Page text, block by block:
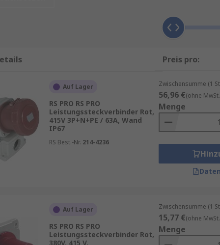
und raue Einsatzbedingungen konzipiert. Sie
Umweltbedingungen. Gerade
werden müssen. Für die Auswahl sind
Sicherheit
unbeabsichtigtem Trennen
erhältlich, um unterschiedliche Anforderungen in
Stecksysteme zum Einsatz, die speziell für bestimmte
Preis pro:
Auf Lager
RS PRO RS PRO
Leistungssteckverbinder Rot,
415V 3P+N+PE / 63A, Wand
IP67
RS Best.-Nr. 214-4236
Zwischensumme (1
56,96 €(ohne
Menge
Auf Lager
RS PRO RS PRO
Leistungssteckverbinder Rot,
380V, 415 V,
Zwischensumme (1
15,77 €(ohne
Menge